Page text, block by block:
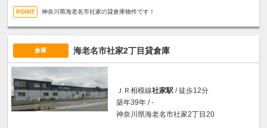
神奈川県海老名市社家の貸倉庫物件です！
倉庫 海老名市社家2丁目貸倉庫
ＪＲ相模線社家駅 / 徒歩12分
築年39年 / -
神奈川県海老名市社家2丁目20